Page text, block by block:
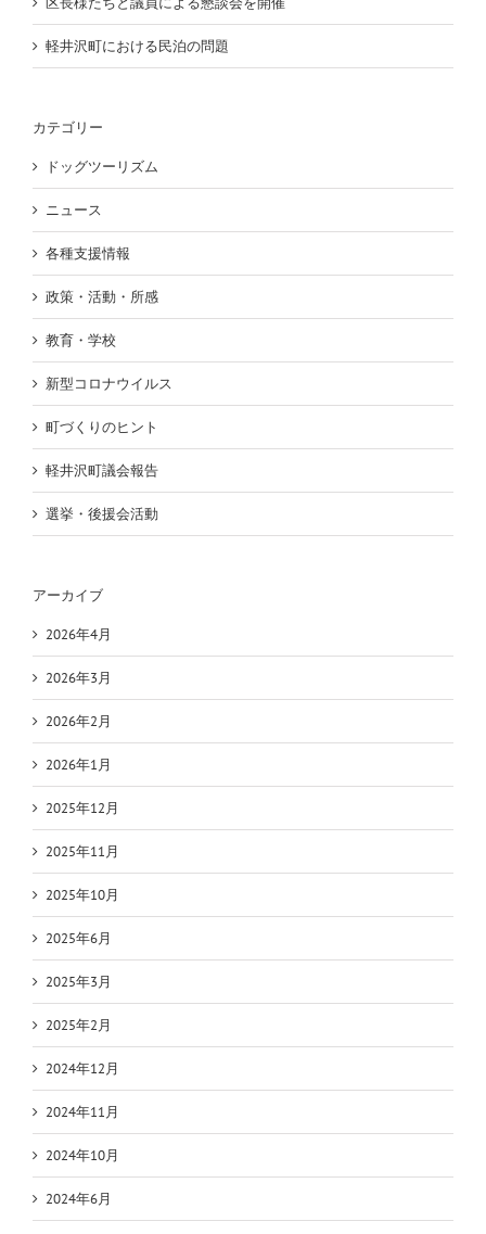
軽井沢町における民泊の問題
カテゴリー
ドッグツーリズム
ニュース
各種支援情報
政策・活動・所感
教育・学校
新型コロナウイルス
町づくりのヒント
軽井沢町議会報告
選挙・後援会活動
アーカイブ
2026年4月
2026年3月
2026年2月
2026年1月
2025年12月
2025年11月
2025年10月
2025年6月
2025年3月
2025年2月
2024年12月
2024年11月
2024年10月
2024年6月